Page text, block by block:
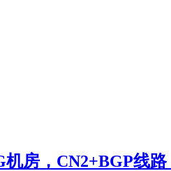
房，CN2+BGP线